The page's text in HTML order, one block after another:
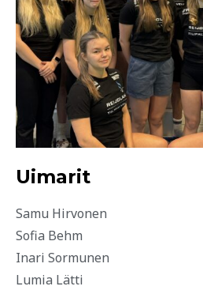
Uimarit
Samu Hirvonen
Sofia Behm
Inari Sormunen
Lumia Lätti